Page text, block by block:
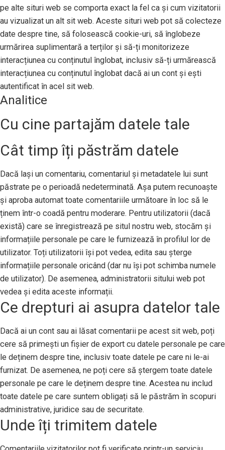
pe alte situri web se comporta exact la fel ca și cum vizitatorii
au vizualizat un alt sit web. Aceste situri web pot să colecteze
date despre tine, să folosească cookie-uri, să înglobeze
urmărirea suplimentară a terților și să-ți monitorizeze
interacțiunea cu conținutul înglobat, inclusiv să-ți urmărească
interacțiunea cu conținutul înglobat dacă ai un cont și ești
autentificat în acel sit web.
Analitice
Cu cine partajăm datele tale
Cât timp îți păstrăm datele
Dacă lași un comentariu, comentariul și metadatele lui sunt
păstrate pe o perioadă nedeterminată. Așa putem recunoaște
și aproba automat toate comentariile următoare în loc să le
ținem într-o coadă pentru moderare. Pentru utilizatorii (dacă
există) care se înregistrează pe situl nostru web, stocăm și
informațiile personale pe care le furnizează în profilul lor de
utilizator. Toți utilizatorii își pot vedea, edita sau șterge
informațiile personale oricând (dar nu își pot schimba numele
de utilizator). De asemenea, administratorii sitului web pot
vedea și edita aceste informații.
Ce drepturi ai asupra datelor tale
Dacă ai un cont sau ai lăsat comentarii pe acest sit web, poți
cere să primești un fișier de export cu datele personale pe care
le deținem despre tine, inclusiv toate datele pe care ni le-ai
furnizat. De asemenea, ne poți cere să ștergem toate datele
personale pe care le deținem despre tine. Acestea nu includ
toate datele pe care suntem obligați să le păstrăm în scopuri
administrative, juridice sau de securitate.
Unde îți trimitem datele